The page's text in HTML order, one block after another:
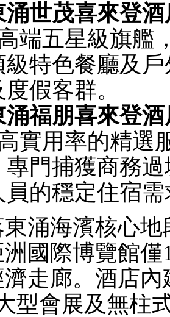
涌世茂喜來登
端五星級旗艦
級特色餐廳及
假客群。
涌福朋喜來登
實用率的精選
專門捕獲商務
員的穩定住宿
涌海濱核心
國際博覽館
走廊。酒店內
型會展及無柱